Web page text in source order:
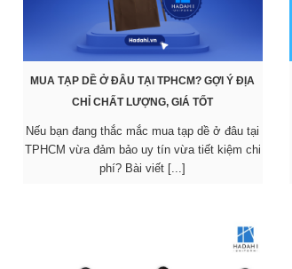
MUA TẠP DỀ Ở ĐÂU TẠI TPHCM? GỢI Ý ĐỊA
CHỈ CHẤT LƯỢNG, GIÁ TỐT
Nếu bạn đang thắc mắc mua tạp dề ở đâu tại
TPHCM vừa đảm bảo uy tín vừa tiết kiệm chi
phí? Bài viết [...]